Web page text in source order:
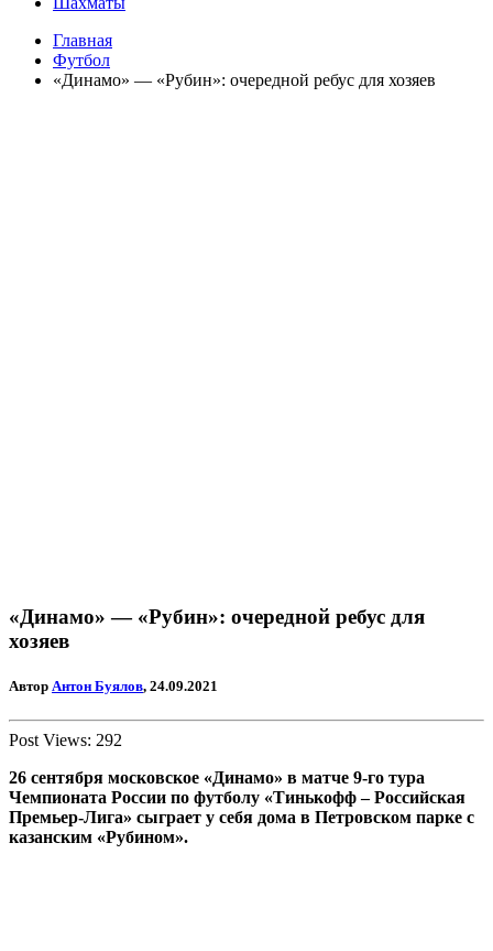
Главная
Футбол
«Динамо» — «Рубин»: очередной ребус для хозяев
«Динамо» — «Рубин»: очередной ребус для
хозяев
Автор Антон Буялов, 24.09.2021
Post Views: 292
26 сентября московское «Динамо» в матче 9-го тура
Чемпионата России по футболу «Тинькофф – Российская
Премьер-Лига» сыграет у себя дома в Петровском парке с
казанским «Рубином».